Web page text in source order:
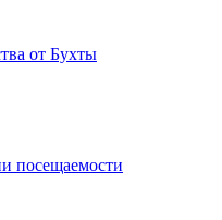
от Бухты
посещаемости